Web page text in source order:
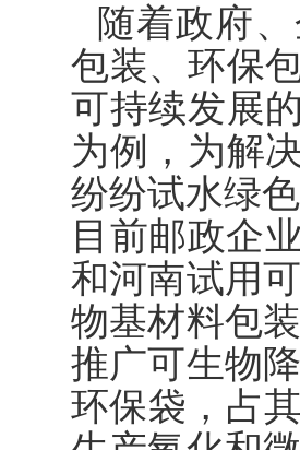
随着政府
包装、环保
可持续发展
为例，为解
纷纷试水绿色
目前邮政企
和河南试用
物基材料包
推广可生物
环保袋，占